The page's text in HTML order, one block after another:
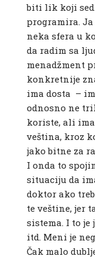
biti lik koji
programira.
neka sfera u
da radim sa
menadžment
konkretnije
ima dosta –
odnosno ne
koriste, ali
veština, kroz
jako bitne za
I onda to
situaciju da
doktor ako
te veštine, jer
sistema. I to
itd. Meni je
Čak malo